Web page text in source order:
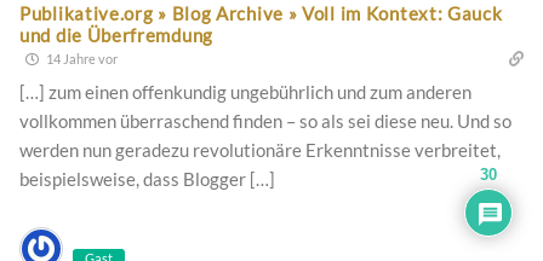
Publikative.org » Blog Archive » Voll im Kontext: Gauck
und die Überfremdung
14 Jahre vor
[…] zum einen offenkundig ungebührlich und zum anderen
vollkommen überraschend finden – so als sei diese neu. Und so
werden nun geradezu revolutionäre Erkenntnisse verbreitet,
beispielsweise, dass Blogger […]
Gast
30